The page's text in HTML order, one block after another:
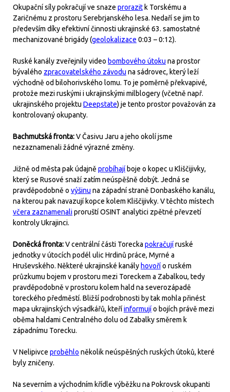
Okupační síly pokračují ve snaze prorazit k Torskému a
Zaričnému z prostoru Serebrjanského lesa. Nedaří se jim to
především díky efektivní činnosti ukrajinské 63. samostatné
mechanizované brigády (geolokalizace 0:03 – 0:12).
Ruské kanály zveřejnily video bombového útoku na prostor
bývalého zpracovatelského závodu na sádrovec, který leží
východně od bilohorivského lomu. To je poměrně překvapivé,
protože mezi ruskými i ukrajinskými milblogery (včetně např.
ukrajinského projektu Deepstate) je tento prostor považován za
kontrolovaný okupanty.
Bachmutská fronta:V Časivu Jaru a jeho okolí jsme
nezaznamenali žádné výrazné změny.
Jižně od města pak údajně probíhajíboje o kopec u Kliščijivky,
který se Rusové snaží zatím neúspěšně dobýt. Jedná se
pravděpodobně o výšinu na západní straně Donbaského kanálu,
na kterou pak navazují kopce kolem Kliščijivky. V těchto místech
včera zaznamenaliproruští OSINT analytici zpětné převzetí
kontroly Ukrajinci.
Doněcká fronta:V centrální části Torecka pokračujíruské
jednotky v útocích podél ulic Hrdinů práce, Myrné a
Hruševského. Některé ukrajinské kanály hovořío ruském
průzkumu bojem v prostoru mezi Toreckem a Zabalkou, tedy
pravděpodobně v prostoru kolem hald na severozápadě
toreckého předměstí. Bližší podrobnosti by tak mohla přinést
mapa ukrajinských výsadkářů, kteříinformujío bojích právě mezi
oběma haldami Centralného dolu od Zabalky směrem k
západnímu Torecku.
V Nelipivce proběhlo několik neúspěšných ruských útoků, které
byly zničeny.
Na severním a východním křídle výběžku na Pokrovsk okupanti